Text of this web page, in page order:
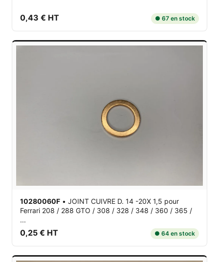
0,43 € HT ● 67 en stock
10280060F • JOINT CUIVRE D. 14 -20X 1,5 pour
Ferrari 208 / 288 GTO / 308 / 328 / 348 / 360 / 365 /
...
0,25 € HT ● 64 en stock